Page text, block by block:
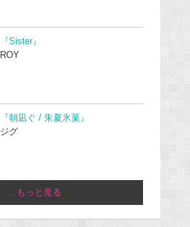
『Sister』
ROY
『朝凪ぐ / 朱夏氷菓』
ジグ
...もっと見る